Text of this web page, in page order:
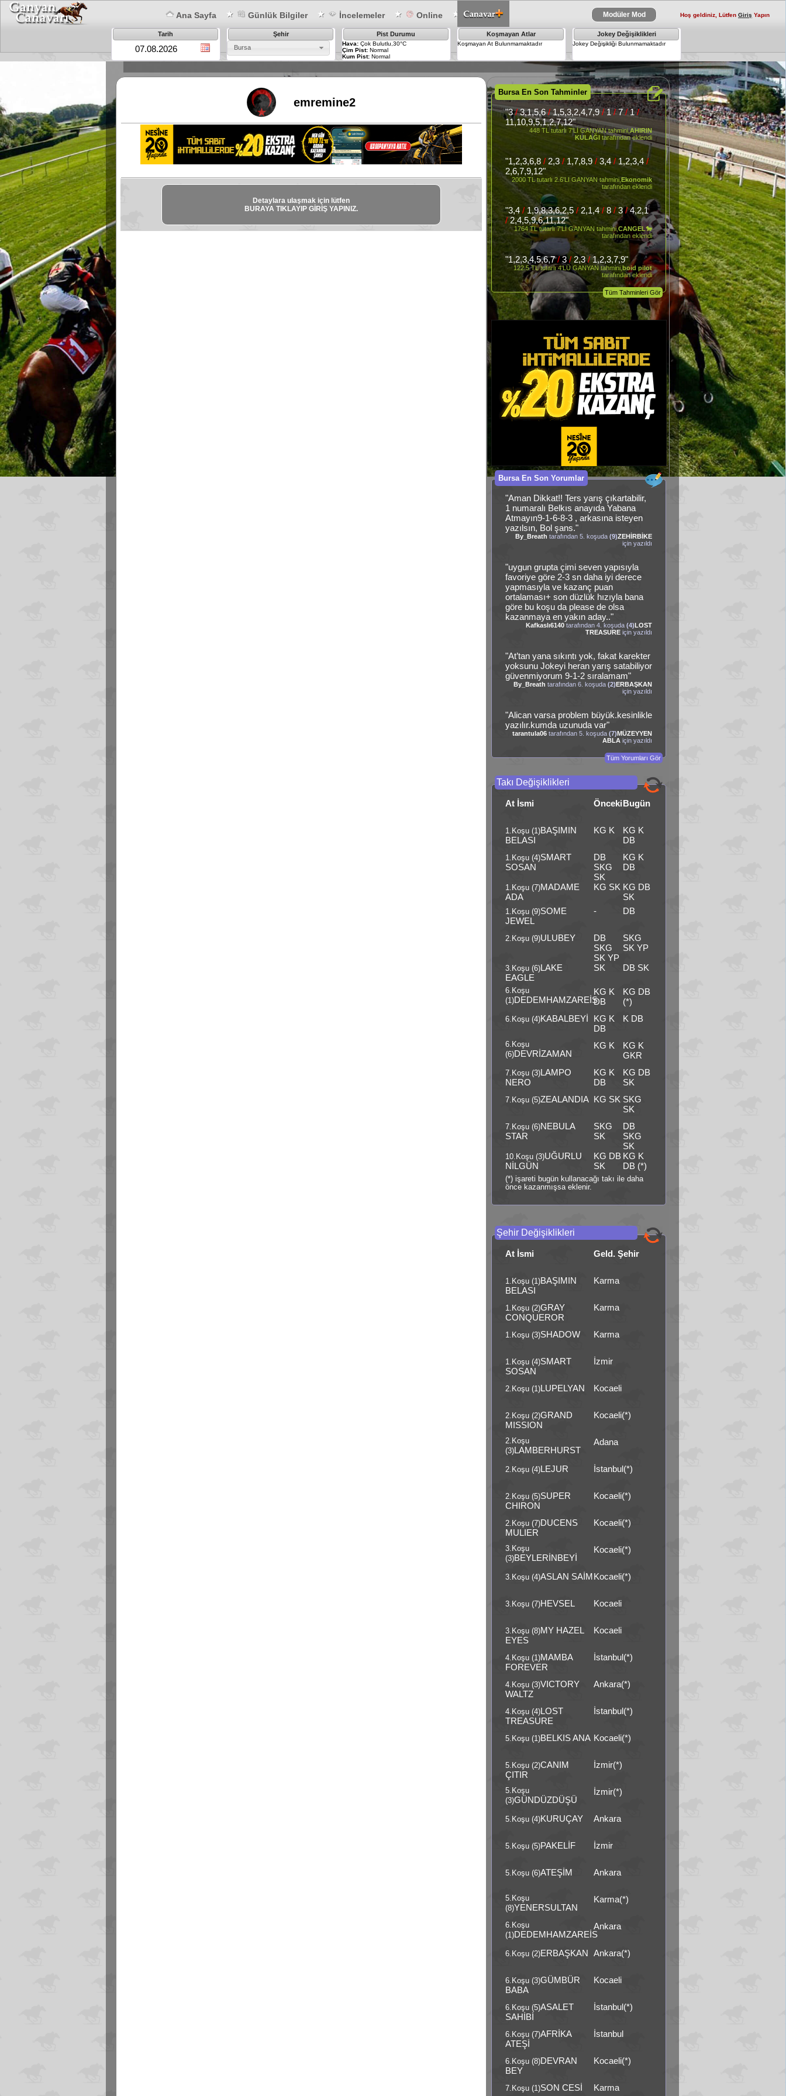
Ana Sayfa Günlük Bilgiler İncelemeler Online Modüler Mod Hoş geldiniz, Lütfen Giriş Yapın
Tarih
Şehir
Bursa
Pist Durumu
Hava:Çok Bulutlu,30°C
Çim Pist:Normal
Kum Pist:Normal
Koşmayan Atlar
Koşmayan At Bulunmamaktadır
Jokey Değişiklikleri
Jokey Değişikliği Bulunmamaktadır
emremine2
Detaylara ulaşmak için lütfen
BURAYA TIKLAYIP GİRİŞ YAPINIZ.
Bursa En Son Tahminler
"3/3,1,5,6/1,5,3,2,4,7,9/1/7/1/
11,10,9,5,1,2,7,12"
448 TL tutarlı 7'Lİ GANYAN tahmini,AHIRIN
KULAĞItarafından eklendi
"1,2,3,6,8/ 2,3/ 1,7,8,9/ 3,4/1,2,3,4/
2,6,7,9,12"
2000 TL tutarlı 2.6'LI GANYAN tahmini,Ekonomik
tarafından eklendi
"3,4/ 1,9,8,3,6,2,5/2,1,4/ 8/3/4,2,1
/2,4,5,9,6,11,12"
1764 TL tutarlı 7'Lİ GANYAN tahmini,CANGEL🐎
tarafından eklendi
"1,2,3,4,5,6,7/3/ 2,3/1,2,3,7,9"
122.5 TL tutarlı 4'LÜ GANYAN tahmini,boid pilot
tarafından eklendi
Tüm Tahminleri Gör
Bursa En Son Yorumlar
"Aman Dikkat!! Ters yarış çıkartabilir,
1 numaralı Belkıs anayıda Yabana
Atmayın9-1-6-8-3 , arkasına isteyen
yazılsın, Bol şans."
By_Breath tarafından 5. koşuda(9)ZEHİRBİKE
için yazıldı
"uygun grupta çimi seven yapısıyla
favoriye göre 2-3 sn daha iyi derece
yapmasıyla ve kazanç puan
ortalaması+ son düzlük hızıyla bana
göre bu koşu da please de olsa
kazanmaya en yakın aday.."
Kafkaslı6140 tarafından 4. koşuda(4)LOST
TREASURE için yazıldı
"At’tan yana sıkıntı yok, fakat karekter
yoksunu Jokeyi heran yarış satabiliyor
güvenmiyorum 9-1-2 sıralamam"
By_Breath tarafından 6. koşuda(2)ERBAŞKAN
için yazıldı
"Alican varsa problem büyük.kesinlikle
yazılır.kumda uzunuda var"
tarantula06 tarafından 5. koşuda(7)MÜZEYYEN
ABLA için yazıldı
Tüm Yorumları Gör
Takı Değişiklikleri
At İsmi ÖncekiBugün
1.Koşu (1)BAŞIMIN
BELASI
KG K
KG K
DB
1.Koşu (4)SMART
SOSAN
DB
SKG
SK
KG K
DB
1.Koşu (7)MADAME
ADA
KG SK KG DB
SK
1.Koşu (9)SOME
JEWEL
- DB
2.Koşu (9)ULUBEY
DB
SKG
SK YP
SKG
SK YP
3.Koşu (6)LAKE
EAGLE
SK DB SK
6.Koşu
(1)DEDEMHAMZAREİS
KG K
DB
KG DB
(*)
6.Koşu (4)KABALBEYİ
KG K
DB
K DB
6.Koşu
(6)DEVRİZAMAN
KG K
KG K
GKR
7.Koşu (3)LAMPO
NERO
KG K
DB
KG DB
SK
7.Koşu (5)ZEALANDIA KG SK SKG
SK
7.Koşu (6)NEBULA
STAR
SKG
SK
DB
SKG
SK
10.Koşu (3)UĞURLU
NİLGÜN
KG DB
SK
KG K
DB (*)
(*) işareti bugün kullanacağı takı ile daha
önce kazanmışsa eklenir.
Şehir Değişiklikleri
At İsmi Geld. Şehir
1.Koşu (1)BAŞIMIN
BELASI
Karma
1.Koşu (2)GRAY
CONQUEROR
Karma
1.Koşu (3)SHADOW Karma
1.Koşu (4)SMART
SOSAN
İzmir
2.Koşu (1)LUPELYAN Kocaeli
2.Koşu (2)GRAND
MISSION
Kocaeli(*)
2.Koşu
(3)LAMBERHURST
Adana
2.Koşu (4)LEJUR İstanbul(*)
2.Koşu (5)SUPER
CHIRON
Kocaeli(*)
2.Koşu (7)DUCENS
MULIER
Kocaeli(*)
3.Koşu
(3)BEYLERİNBEYİ
Kocaeli(*)
3.Koşu (4)ASLAN SAİMKocaeli(*)
3.Koşu (7)HEVSEL Kocaeli
3.Koşu (8)MY HAZEL
EYES
Kocaeli
4.Koşu (1)MAMBA
FOREVER
İstanbul(*)
4.Koşu (3)VICTORY
WALTZ
Ankara(*)
4.Koşu (4)LOST
TREASURE
İstanbul(*)
5.Koşu (1)BELKIS ANA Kocaeli(*)
5.Koşu (2)CANIM
ÇITIR
İzmir(*)
5.Koşu
(3)GÜNDÜZDÜŞÜ
İzmir(*)
5.Koşu (4)KURUÇAY Ankara
5.Koşu (5)PAKELİF İzmir
5.Koşu (6)ATEŞİM Ankara
5.Koşu
(8)YENERSULTAN
Karma(*)
6.Koşu
(1)DEDEMHAMZAREİS
Ankara
6.Koşu (2)ERBAŞKAN Ankara(*)
6.Koşu (3)GÜMBÜR
BABA
Kocaeli
6.Koşu (5)ASALET
SAHİBİ
İstanbul(*)
6.Koşu (7)AFRİKA
ATEŞİ
İstanbul
6.Koşu (8)DEVRAN
BEY
Kocaeli(*)
7.Koşu (1)SON CESİ Karma
×